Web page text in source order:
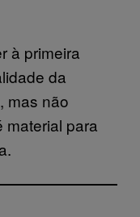
à primeira
da
mas não
material para